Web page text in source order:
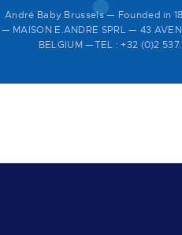
André Baby Brussels — Founded in
— MAISON E.ANDRE SPRL — 43
BELGIUM —TEL : +32 (0)2